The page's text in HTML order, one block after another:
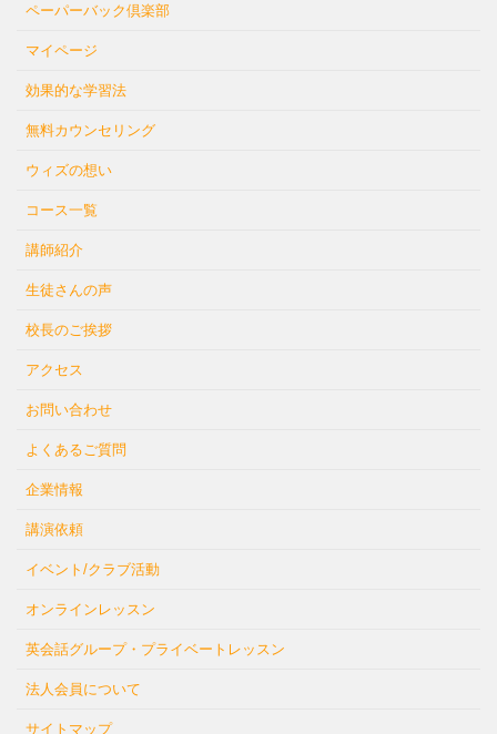
ペーパーバック倶楽部
マイページ
効果的な学習法
無料カウンセリング
ウィズの想い
コース一覧
講師紹介
生徒さんの声
校長のご挨拶
アクセス
お問い合わせ
よくあるご質問
企業情報
講演依頼
イベント/クラブ活動
オンラインレッスン
英会話グループ・プライベートレッスン
法人会員について
サイトマップ